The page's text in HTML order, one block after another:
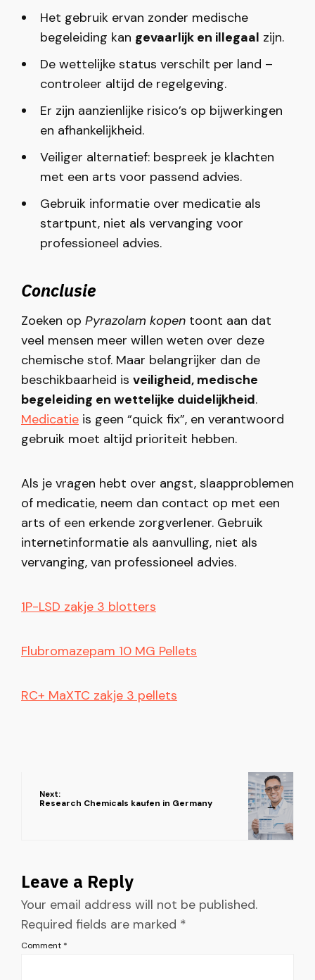
Het gebruik ervan zonder medische
begeleiding kan gevaarlijk en illegaal zijn.
De wettelijke status verschilt per land –
controleer altijd de regelgeving.
Er zijn aanzienlijke risico’s op bijwerkingen
en afhankelijkheid.
Veiliger alternatief: bespreek je klachten
met een arts voor passend advies.
Gebruik informatie over medicatie als
startpunt, niet als vervanging voor
professioneel advies.
Conclusie
Zoeken op Pyrazolam kopen toont aan dat
veel mensen meer willen weten over deze
chemische stof. Maar belangrijker dan de
beschikbaarheid is veiligheid, medische
begeleiding en wettelijke duidelijkheid.
Medicatie is geen “quick fix”, en verantwoord
gebruik moet altijd prioriteit hebben.
Als je vragen hebt over angst, slaapproblemen
of medicatie, neem dan contact op met een
arts of een erkende zorgverlener. Gebruik
internetinformatie als aanvulling, niet als
vervanging, van professioneel advies.
1P-LSD zakje 3 blotters
Flubromazepam 10 MG Pellets
RC+ MaXTC zakje 3 pellets
→
Next:
Research Chemicals kaufen in Germany
Leave a Reply
Your email address will not be published.
Required fields are marked *
Comment *